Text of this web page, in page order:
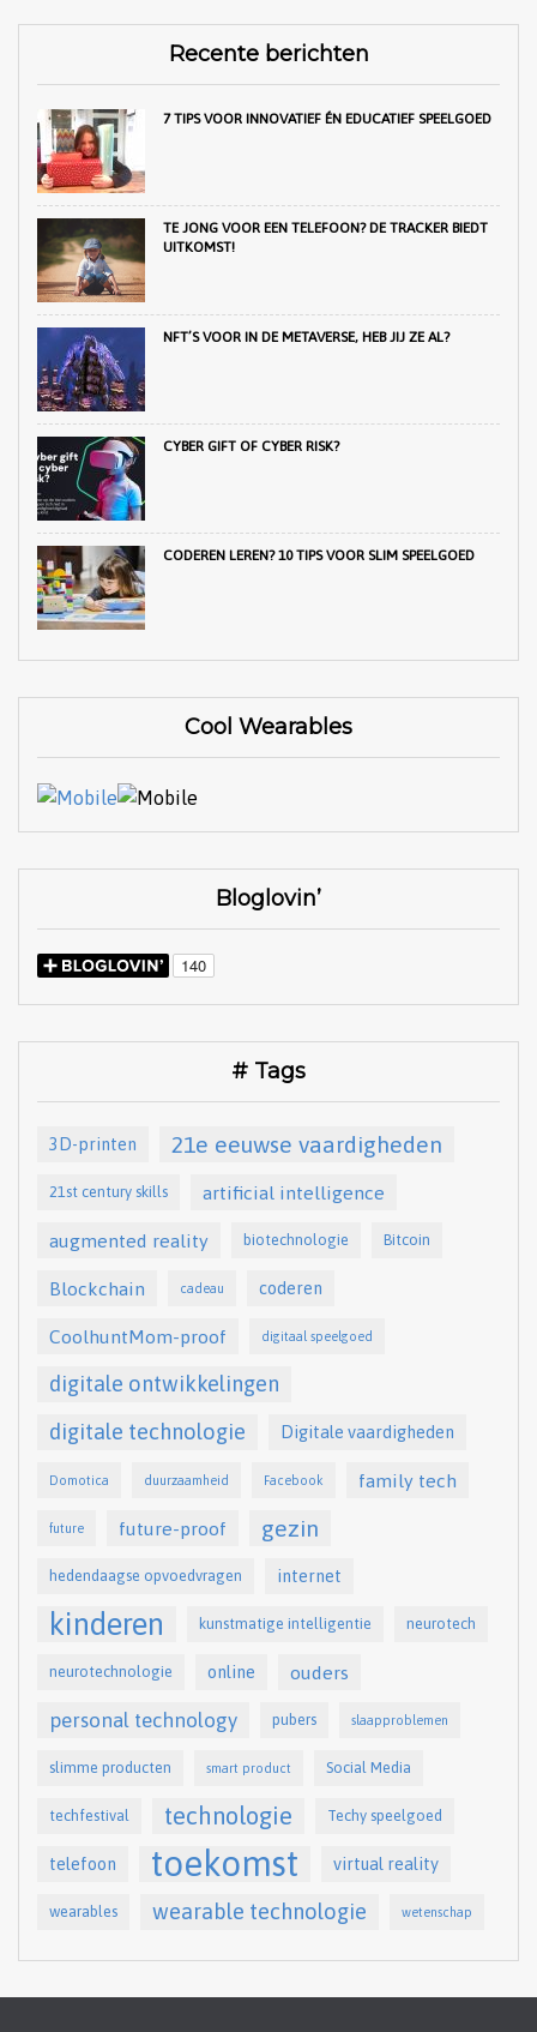
Recente berichten
7 TIPS VOOR INNOVATIEF ÉN EDUCATIEF SPEELGOED
TE JONG VOOR EEN TELEFOON? DE TRACKER BIEDT
UITKOMST!
NFT’S VOOR IN DE METAVERSE, HEB JIJ ZE AL?
CYBER GIFT OF CYBER RISK?
CODEREN LEREN? 10 TIPS VOOR SLIM SPEELGOED
Cool Wearables
Bloglovin’
# Tags
3D-printen 21e eeuwse vaardigheden
21st century skills artificial intelligence
augmented reality biotechnologie Bitcoin
Blockchain cadeau coderen
CoolhuntMom-proof digitaal speelgoed
digitale ontwikkelingen
digitale technologie
Digitale vaardigheden
Domotica duurzaamheid Facebook family tech
future future-proof gezin
hedendaagse opvoedvragen internet
kinderen kunstmatige intelligentie neurotech
neurotechnologie online ouders
personal technology pubers slaapproblemen
slimme producten smart product Social Media
techfestival technologie Techy speelgoed
telefoon toekomst virtual reality
wearables wearable technologie wetenschap